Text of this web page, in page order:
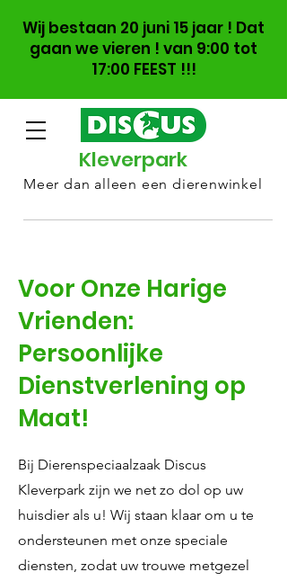
Wij bestaan 20 juni 15 jaar ! Dat
gaan we vieren ! van 9:00 tot
17:00 FEEST !!!
Kleverpark
Meer dan alleen een dierenwinkel
Voor Onze Harige
Vrienden:
Persoonlijke
Dienstverlening op
Maat!
Bij Dierenspeciaalzaak Discus
Kleverpark zijn we net zo dol op uw
huisdier als u! Wij staan klaar om u te
ondersteunen met onze speciale
diensten, zodat uw trouwe metgezel